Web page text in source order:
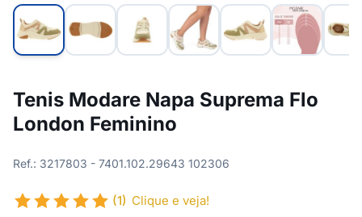
Tenis Modare Napa Suprema Flo
London Feminino
Ref.: 3217803 - 7401.102.29643 102306
(1) Clique e veja!